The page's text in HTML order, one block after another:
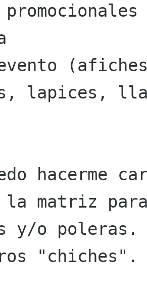
lapices,
hacerme
la matriz
y/o poleras.
"chiches".